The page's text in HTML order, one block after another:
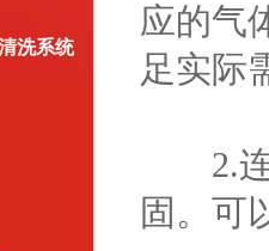
洗系统
应的气
足实际
2.连
固。可